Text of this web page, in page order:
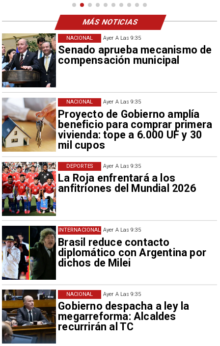
Ayer A Las 9:35
Senado aprueba mecanismo de
compensación municipal
NACIONAL
Ayer A Las 9:35
Proyecto de Gobierno amplía
beneficio para comprar primera
vivienda: tope a 6.000 UF y 30
mil cupos
NACIONAL
Ayer A Las 9:35
La Roja enfrentará a los
anfitriones del Mundial 2026
DEPORTES
Ayer A Las 9:35
Brasil reduce contacto
diplomático con Argentina por
dichos de Milei
INTERNACIONAL
Ayer A Las 9:35
Gobierno despacha a ley la
megarreforma: Alcaldes
recurrirán al TC
NACIONAL
MÁS NOTICIAS